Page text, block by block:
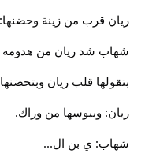
ريان قرب من زينة
شهاب شد ريان من هدومه
بتقولها قلب ريان
ريان: وببوسها من وراك.
شهاب: ي بن ال...